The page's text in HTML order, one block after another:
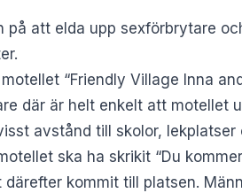
på att elda upp sexförbrytare
“Friendly Village Inna
där är helt enkelt att motellet
avstånd till skolor, lekplatser
ska ha skrikit “Du
kommit till platsen.